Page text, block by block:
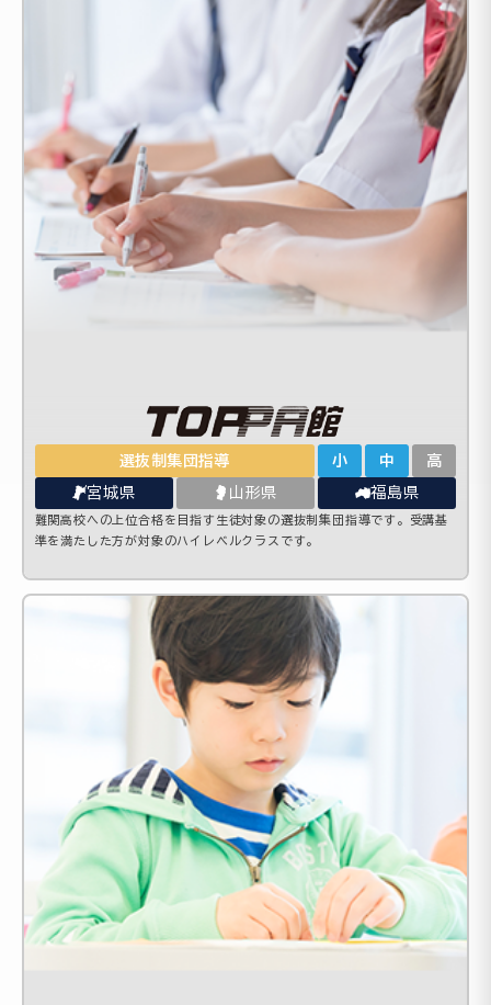
選抜制集団指導 小 中 高
宮城県 山形県 福島県
難関高校への上位合格を目指す生徒対象の選抜制集団指導です。受講基
準を満たした方が対象のハイレベルクラスです。